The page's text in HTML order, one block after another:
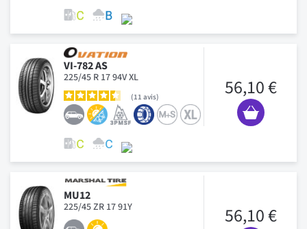
VI-782 AS
225/45 R 17 94V XL
11 avis 56,10 €
MU12
225/45 ZR 17 91Y 56,10 €